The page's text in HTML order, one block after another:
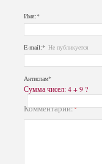
Имя:*
E-mail:* Не публикуется
Антиспам*
Сумма чисел: 4 + 9 ?
Комментарий:*